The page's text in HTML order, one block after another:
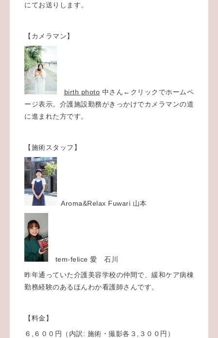
にてお送りします。
【カメラマン】
birth photo 中さん←クリックでホームペ
ージ表示。介護施設勤務がきっかけでカメラマンの道
に進まれた方です。
【施術スタッフ】
Aroma&Relax Fuwari 山本
tem-felice 愛 石川
昨年通っていた介護美容学校の仲間で、緩和ケア病棟
勤務経験のあるほんわか看護師さんです。
【料金】
６,６００円（内訳: 施術・撮影各３,３００円）